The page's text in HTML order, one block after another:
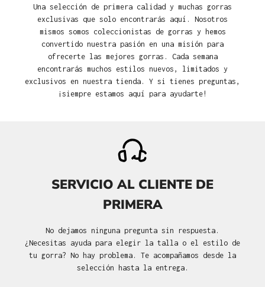
Una selección de primera calidad y muchas gorras
exclusivas que solo encontrarás aquí. Nosotros
mismos somos coleccionistas de gorras y hemos
convertido nuestra pasión en una misión para
ofrecerte las mejores gorras. Cada semana
encontrarás muchos estilos nuevos, limitados y
exclusivos en nuestra tienda. Y si tienes preguntas,
¡siempre estamos aquí para ayudarte!
SERVICIO AL CLIENTE DE
PRIMERA
No dejamos ninguna pregunta sin respuesta.
¿Necesitas ayuda para elegir la talla o el estilo de
tu gorra? No hay problema. Te acompañamos desde la
selección hasta la entrega.